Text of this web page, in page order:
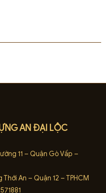
AN ĐẠI LỘC
11 – Quận Gò Vấp –
An – Quận 12 – TPHCM